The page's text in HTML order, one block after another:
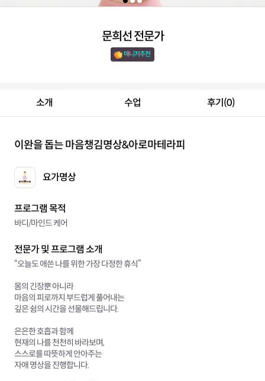
소개 수업 후기(0)
이완을 돕는 마음챙김명상&아로마테라피
요가명상
프로그램 목적
바디/마인드 케어
전문가 및 프로그램 소개
“오늘도 애쓴 나를 위한 가장 다정한 휴식”
몸의 긴장뿐 아니라
마음의 피로까지 부드럽게 풀어내는
깊은 쉼의 시간을 선물해드립니다.
은은한 호흡과 함께
현재의 나를 천천히 바라보며,
스스로를 따뜻하게 안아주는
자애 명상을 진행합니다.
문희선 전문가
매니저추천